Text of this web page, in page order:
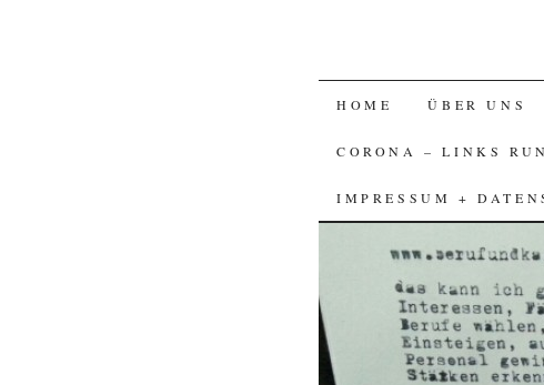
SKIP
TO
CONTENT
HOME ÜBER UNS
CORONA – LINKS
IMPRESSUM +